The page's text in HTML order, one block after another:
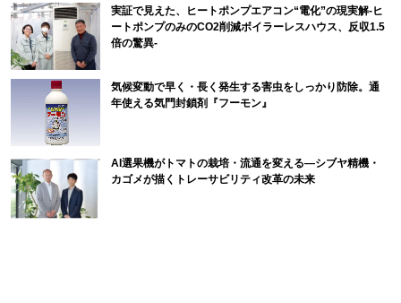
実証で見えた、ヒートポンプエアコン“電化”の現実解-ヒ
ートポンプのみのCO2削減ボイラーレスハウス、反収1.5
倍の驚異-
気候変動で早く・長く発生する害虫をしっかり防除。通
年使える気門封鎖剤『フーモン』
AI選果機がトマトの栽培・流通を変える―シブヤ精機・
カゴメが描くトレーサビリティ改革の未来